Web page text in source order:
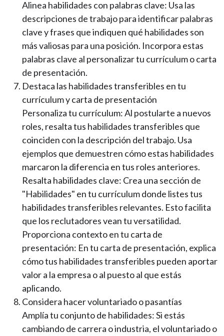
Alinea habilidades con palabras clave: Usa las
descripciones de trabajo para identificar palabras
clave y frases que indiquen qué habilidades son
más valiosas para una posición. Incorpora estas
palabras clave al personalizar tu currículum o carta
de presentación.
Destaca las habilidades transferibles en tu
currículum y carta de presentación
Personaliza tu currículum: Al postularte a nuevos
roles, resalta tus habilidades transferibles que
coinciden con la descripción del trabajo. Usa
ejemplos que demuestren cómo estas habilidades
marcaron la diferencia en tus roles anteriores.
Resalta habilidades clave: Crea una sección de
"Habilidades" en tu currículum donde listes tus
habilidades transferibles relevantes. Esto facilita
que los reclutadores vean tu versatilidad.
Proporciona contexto en tu carta de
presentación: En tu carta de presentación, explica
cómo tus habilidades transferibles pueden aportar
valor a la empresa o al puesto al que estás
aplicando.
Considera hacer voluntariado o pasantías
Amplía tu conjunto de habilidades: Si estás
cambiando de carrera o industria, el voluntariado o